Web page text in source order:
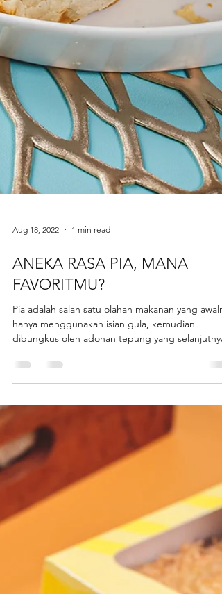
Aug 18, 2022 1 min read
ANEKA RASA PIA, MANA
FAVORITMU?
Pia adalah salah satu olahan makanan yang